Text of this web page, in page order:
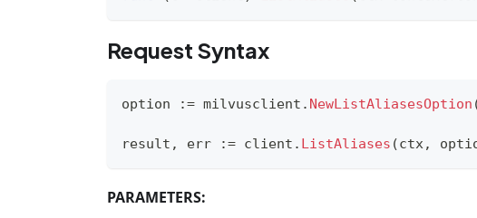
Request Syntax
option := milvusclient . NewListAliasesOption
result , err := client . ListAliases (ctx,
PARAMETERS: